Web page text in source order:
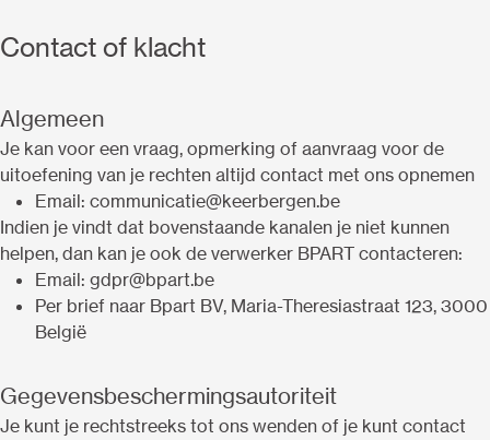
Contact of klacht
Algemeen
Je kan voor een vraag, opmerking of aanvraag voor de
uitoefening van je rechten altijd contact met ons opnemen
Email: communicatie@keerbergen.be
Indien je vindt dat bovenstaande kanalen je niet kunnen
helpen, dan kan je ook de verwerker BPART contacteren:
Email: gdpr@bpart.be
Per brief naar Bpart BV, Maria-Theresiastraat 123, 3000
België
Gegevensbeschermingsautoriteit
Je kunt je rechtstreeks tot ons wenden of je kunt contact